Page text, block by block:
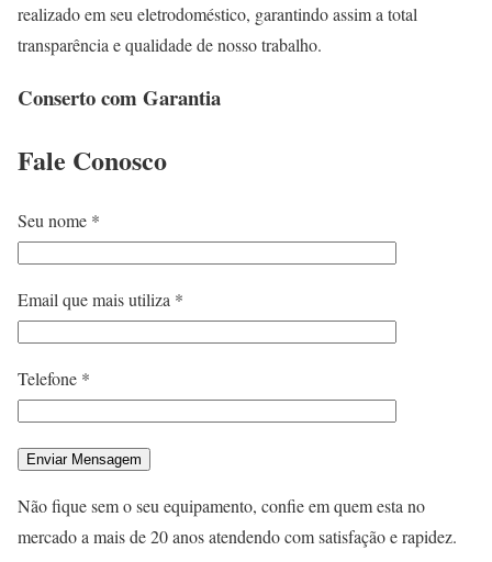
realizado em seu eletrodoméstico, garantindo assim a total
transparência e qualidade de nosso trabalho.
Conserto com Garantia
Fale Conosco
Seu nome *
Email que mais utiliza *
Telefone *
Não fique sem o seu equipamento, confie em quem esta no
mercado a mais de 20 anos atendendo com satisfação e rapidez.